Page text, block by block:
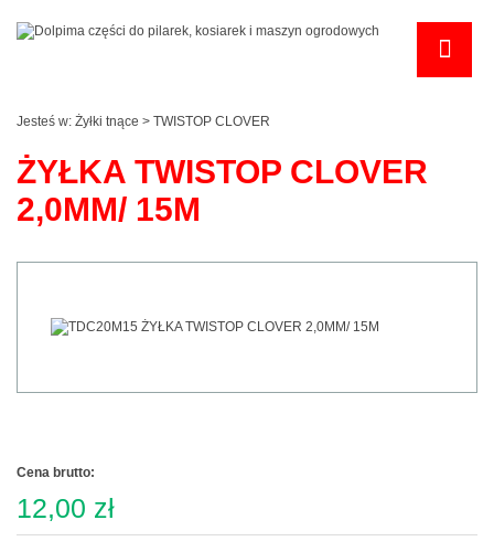
Jesteś w: Żyłki tnące > TWISTOP CLOVER
ŻYŁKA TWISTOP CLOVER
2,0MM/ 15M
Cena brutto:
12,00 zł